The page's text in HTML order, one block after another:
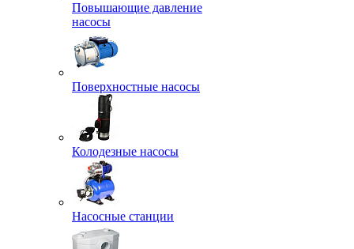
Повышающие давление
насосы
Поверхностные насосы
Колодезные насосы
Насосные станции